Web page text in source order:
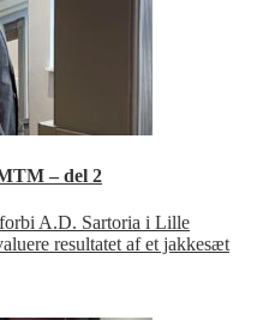
– del 2
A.D. Sartoria i Lille
resultatet af et jakkesæt